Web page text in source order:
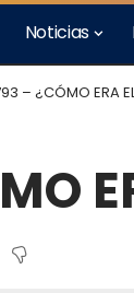
Noticias
– ¿CÓMO ERA